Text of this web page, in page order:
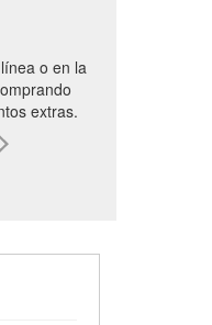
o en la
extras.